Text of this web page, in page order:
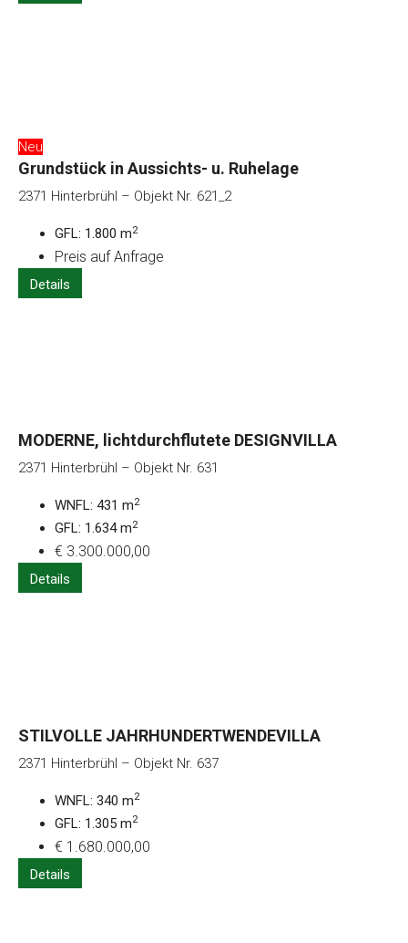
Neu
Grundstück in Aussichts- u. Ruhelage
2371 Hinterbrühl – Objekt Nr. 621_2
GFL: 1.800 m2
Preis auf Anfrage
Details
MODERNE, lichtdurchflutete DESIGNVILLA
2371 Hinterbrühl – Objekt Nr. 631
WNFL: 431 m2
GFL: 1.634 m2
€ 3.300.000,00
Details
STILVOLLE JAHRHUNDERTWENDEVILLA
2371 Hinterbrühl – Objekt Nr. 637
WNFL: 340 m2
GFL: 1.305 m2
€ 1.680.000,00
Details